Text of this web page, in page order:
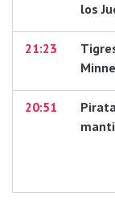
los
21:23
20:51